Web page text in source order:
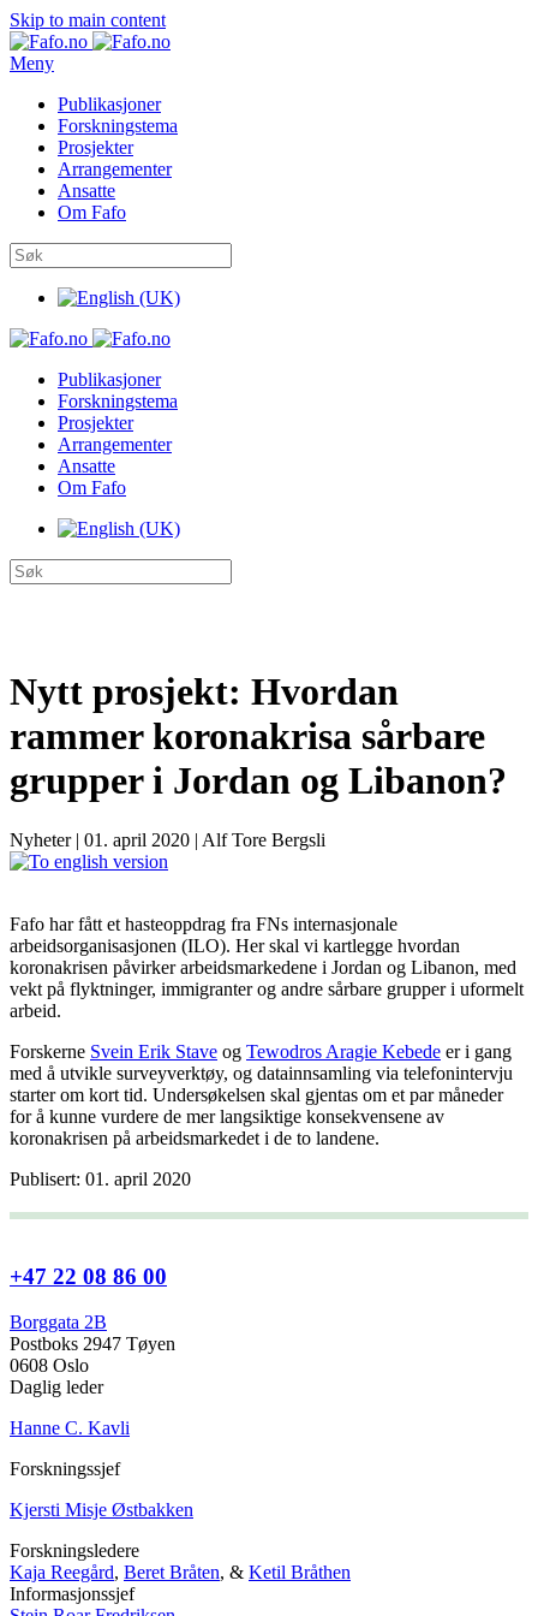
Skip to main content
Meny
Publikasjoner
Forskningstema
Prosjekter
Arrangementer
Ansatte
Om Fafo
Publikasjoner
Forskningstema
Prosjekter
Arrangementer
Ansatte
Om Fafo
Nytt prosjekt: Hvordan
rammer koronakrisa sårbare
grupper i Jordan og Libanon?
Nyheter | 01. april 2020 | Alf Tore Bergsli
Fafo har fått et hasteoppdrag fra FNs internasjonale
arbeidsorganisasjonen (ILO). Her skal vi kartlegge hvordan
koronakrisen påvirker arbeidsmarkedene i Jordan og Libanon, med
vekt på flyktninger, immigranter og andre sårbare grupper i uformelt
arbeid.
Forskerne Svein Erik Stave og Tewodros Aragie Kebede er i gang
med å utvikle surveyverktøy, og datainnsamling via telefonintervju
starter om kort tid. Undersøkelsen skal gjentas om et par måneder
for å kunne vurdere de mer langsiktige konsekvensene av
koronakrisen på arbeidsmarkedet i de to landene.
Publisert: 01. april 2020
+47 22 08 86 00
Borggata 2B
Postboks 2947 Tøyen
0608 Oslo
Daglig leder
Hanne C. Kavli
Forskningssjef
Kjersti Misje Østbakken
Forskningsledere
Kaja Reegård, Beret Bråten, & Ketil Bråthen
Informasjonssjef